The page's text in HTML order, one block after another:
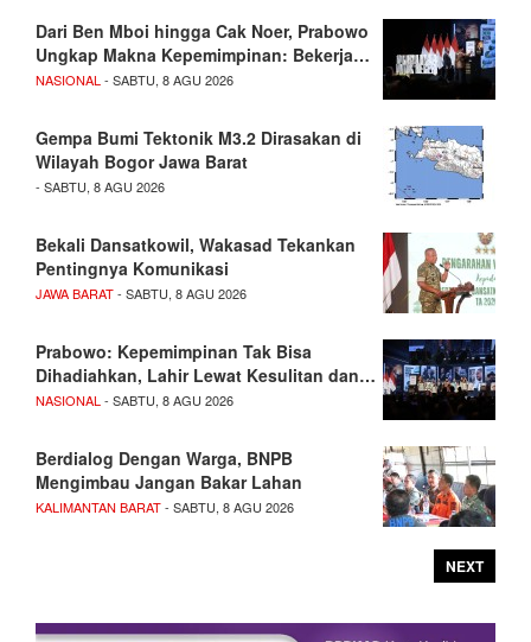
Dari Ben Mboi hingga Cak Noer, Prabowo
Ungkap Makna Kepemimpinan: Bekerja…
NASIONAL - SABTU, 8 AGU 2026
Gempa Bumi Tektonik M3.2 Dirasakan di
Wilayah Bogor Jawa Barat
- SABTU, 8 AGU 2026
Bekali Dansatkowil, Wakasad Tekankan
Pentingnya Komunikasi
JAWA BARAT- SABTU, 8 AGU 2026
Prabowo: Kepemimpinan Tak Bisa
Dihadiahkan, Lahir Lewat Kesulitan dan…
NASIONAL - SABTU, 8 AGU 2026
Berdialog Dengan Warga, BNPB
Mengimbau Jangan Bakar Lahan
KALIMANTAN BARAT- SABTU, 8 AGU 2026
NEXT